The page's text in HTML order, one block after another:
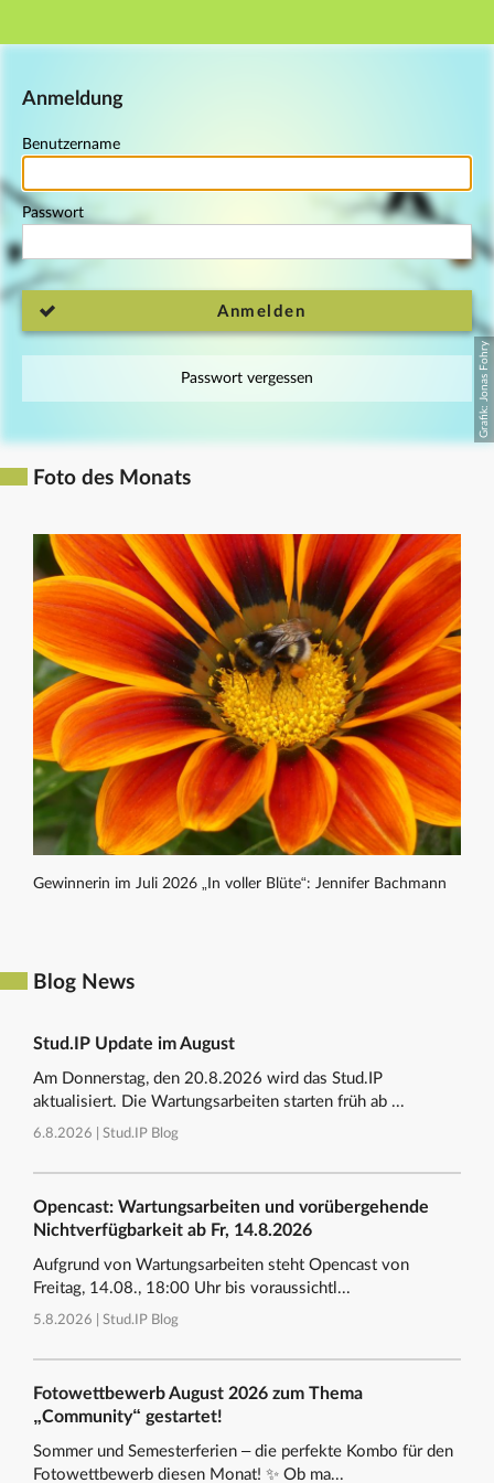
Hauptnavigation
Anmeldung
Benutzername
Passwort
Anmelden
Passwort vergessen
Foto des Monats
Gewinnerin im Juli 2026 „In voller Blüte“: Jennifer Bachmann
Blog News
Stud.IP Update im August
Am Donnerstag, den 20.8.2026 wird das Stud.IP
aktualisiert. Die Wartungsarbeiten starten früh ab ...
6.8.2026 | Stud.IP Blog
Opencast: Wartungsarbeiten und vorübergehende
Nichtverfügbarkeit ab Fr, 14.8.2026
Aufgrund von Wartungsarbeiten steht Opencast von
Freitag, 14.08., 18:00 Uhr bis voraussichtl...
5.8.2026 | Stud.IP Blog
Fotowettbewerb August 2026 zum Thema
„Community“ gestartet!
Sommer und Semesterferien – die perfekte Kombo für den
Fotowettbewerb diesen Monat! ✨ Ob ma...